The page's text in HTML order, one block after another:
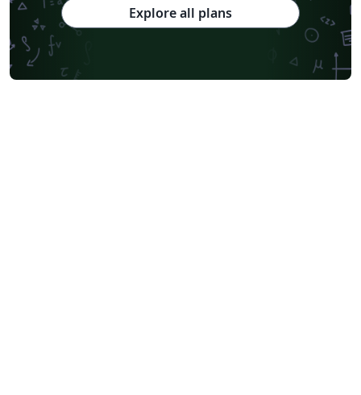
Explore all plans